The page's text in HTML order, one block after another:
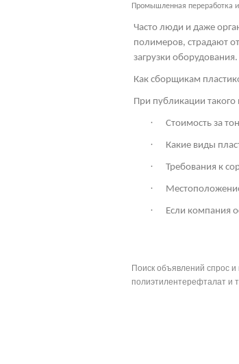
Промышленная переработка
Часто люди и даже
полимеров, страдают
загрузки оборудования.
Как сборщикам
При публикации
· Стоимость за
· Какие виды
· Требования к
·
· Если компания
Поиск объявлений спрос
полиэтилентерефталат и